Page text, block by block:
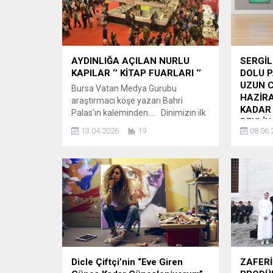
AYDINLIĞA AÇILAN NURLU
KAPILAR ‘’ KİTAP FUARLARI ‘’
Bursa Vatan Medya Gurubu
araştırmacı köşe yazarı Bahri
Palas’ın kaleminden…. Dinimizin ilk
emri ‘’İKRA ‘’ oku. Niye okumalıyız?
Elbette ki, aydınlanmak için,
kurtulmak için. Bir gün, bir caminin
önünde dini sohbetleri seven cami
cemaatinden birkaç kişiyle sohbet
ediyorum. Sohbetin tam ortasında
bizden biraz uzak oturmuş çay
13.04.2026 19
DOLU
UZUN
Arter,
sıra
11:00-
Sergiler
Dicle Çiftçi’nin “Eve Giren